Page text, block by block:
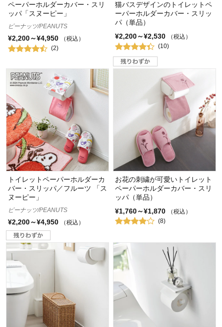
ペーパーホルダーカバー・スリ
ッパ「スヌーピー」
ピーナッツ/PEANUTS
¥2,200～¥4,950
（税込）
(2)
猫バスデザインのトイレットペ
ーパーホルダーカバー・スリッ
パ（単品）
¥2,200～¥2,530
（税込）
(10)
トイレットペーパーホルダーカ
バー・スリッパ／フルーツ 「ス
ヌーピー」
ピーナッツ/PEANUTS
¥2,200～¥4,950 （税込）
お花の刺繍が可愛いトイレット
ペーパーホルダーカバー・スリ
ッパ（単品）
¥1,760～¥1,870
（税込）
(8)